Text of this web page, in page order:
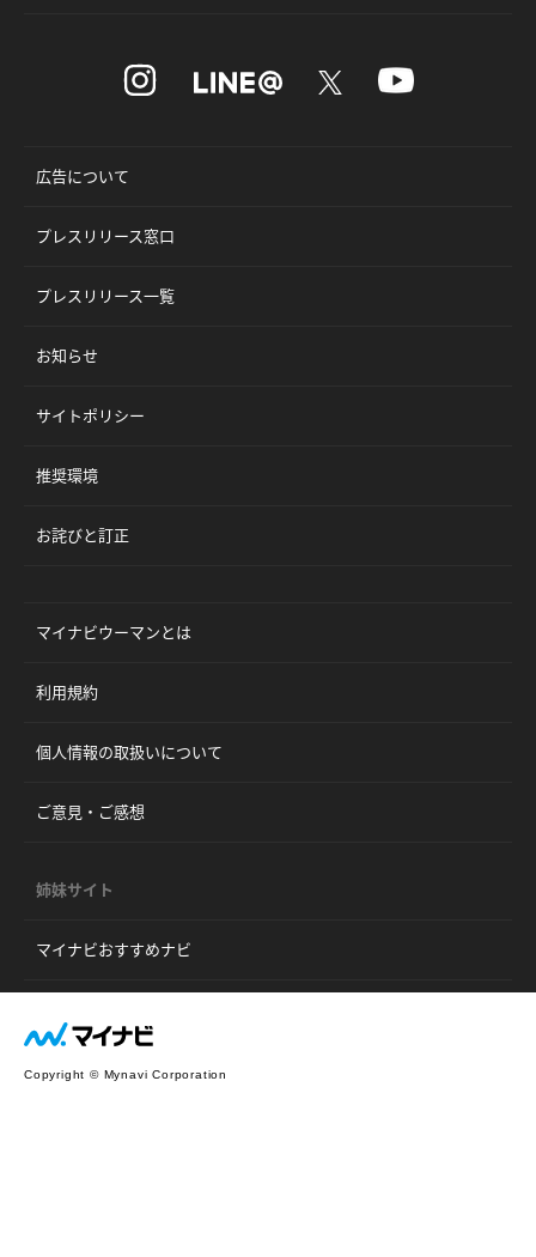
広告について
プレスリリース窓口
プレスリリース一覧
お知らせ
サイトポリシー
推奨環境
お詫びと訂正
マイナビウーマンとは
利用規約
個人情報の取扱いについて
ご意見・ご感想
姉妹サイト
マイナビおすすめナビ
Copyright © Mynavi Corporation